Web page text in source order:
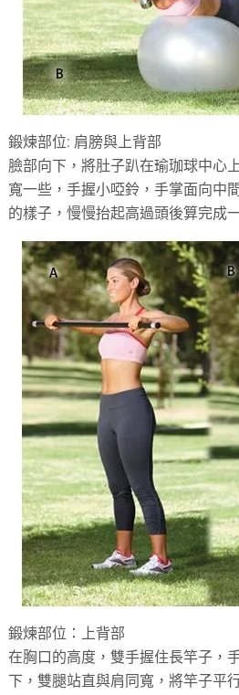
鍛煉部位: 肩膀與上背部
臉部向下，將肚子趴在瑜珈球中心
寬一些，手握小啞鈴，手掌面向中
的樣子，慢慢抬起高過頭後算完成
鍛煉部位：上背部
在胸口的高度，雙手握住長竿子，
下，雙腿站直與肩同寬，將竿子平